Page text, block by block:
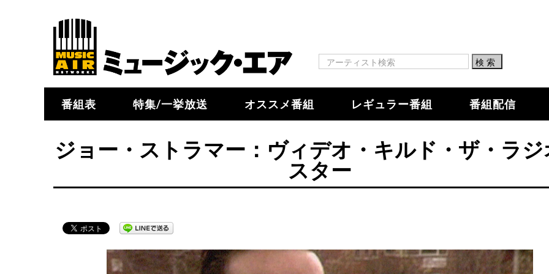
番組表 特集/一挙放送 オススメ番組 レギュラー番組 番組配信
ジョー・ストラマー：ヴィデオ・キルド・ザ・ラジ
スター